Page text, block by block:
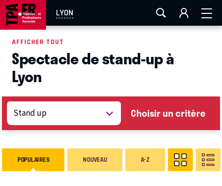
LYON
AIX-MARSEILLE LA ROCHELLE
EN TOURNÉE
AFFICHER TOUT
Spectacle de stand-up à
Lyon
Choisir un critère
POPULAIRES NOUVEAU A-Z